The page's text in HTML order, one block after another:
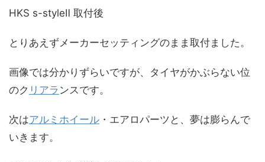
HKS s-styleⅡ 取付後
とりあえずメーカーセッティングのまま取付ました。
画像では分かりずらいですが、タイヤがかぶらない位
のク リアラ ンスです。
次はアルミホイール ・エアロパーツと、夢は膨らんで
いきます。